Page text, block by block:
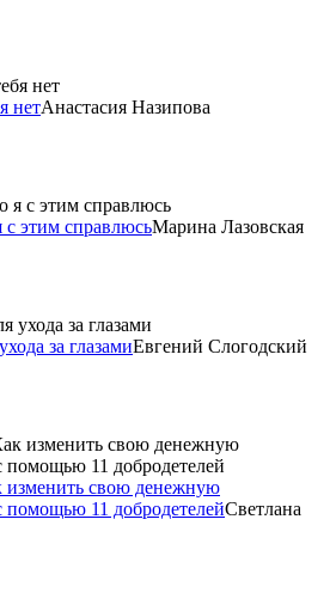
нетАнастасия Назипова
этим справлюсьМарина Лазовская
за глазамиЕвгений Слогодский
изменить свою денежную
11 добродетелейСветлана